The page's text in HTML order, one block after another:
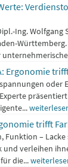
Ing. Wolfgang
Ergonomie
oder
trifft
Funktion –
und verleihen
die...